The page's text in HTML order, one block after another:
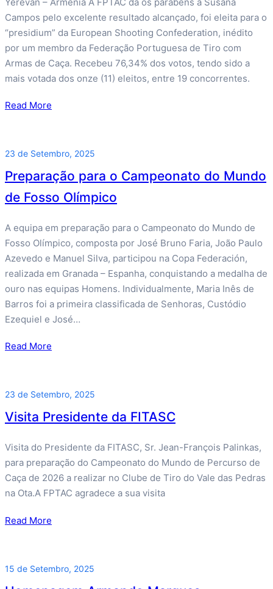
Campos pelo excelente resultado alcançado, foi eleita para o
“presidium” da European Shooting Confederation, inédito
por um membro da Federação Portuguesa de Tiro com
Armas de Caça. Recebeu 76,34% dos votos, tendo sido a
mais votada dos onze (11) eleitos, entre 19 concorrentes.
Read More
23 de Setembro, 2025
Preparação para o Campeonato do Mundo
de Fosso Olímpico
A equipa em preparação para o Campeonato do Mundo de
Fosso Olímpico, composta por José Bruno Faria, João Paulo
Azevedo e Manuel Silva, participou na Copa Federación,
realizada em Granada – Espanha, conquistando a medalha de
ouro nas equipas Homens. Individualmente, Maria Inês de
Barros foi a primeira classificada de Senhoras, Custódio
Ezequiel e José…
Read More
23 de Setembro, 2025
Visita Presidente da FITASC
Visita do Presidente da FITASC, Sr. Jean-François Palinkas,
para preparação do Campeonato do Mundo de Percurso de
Caça de 2026 a realizar no Clube de Tiro do Vale das Pedras
na Ota.A FPTAC agradece a sua visita
Read More
15 de Setembro, 2025